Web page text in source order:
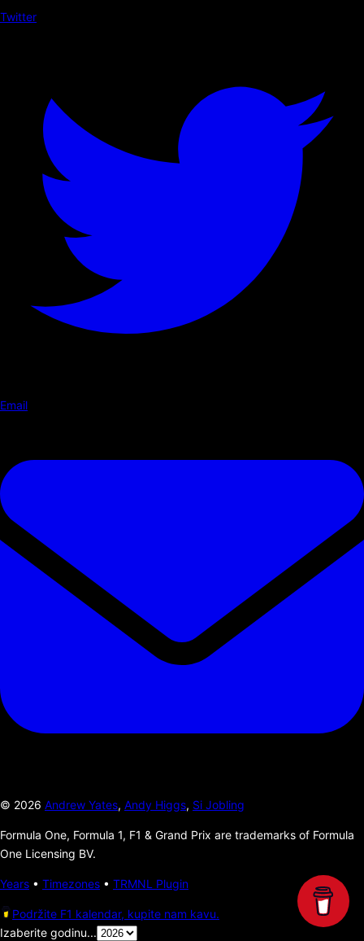
Twitter
Email
© 2026 Andrew Yates, Andy Higgs, Si Jobling
Formula One, Formula 1, F1 & Grand Prix are trademarks of Formula
One Licensing BV.
Years • Timezones • TRMNL Plugin
Podržite F1 kalendar, kupite nam kavu.
Izaberite godinu...